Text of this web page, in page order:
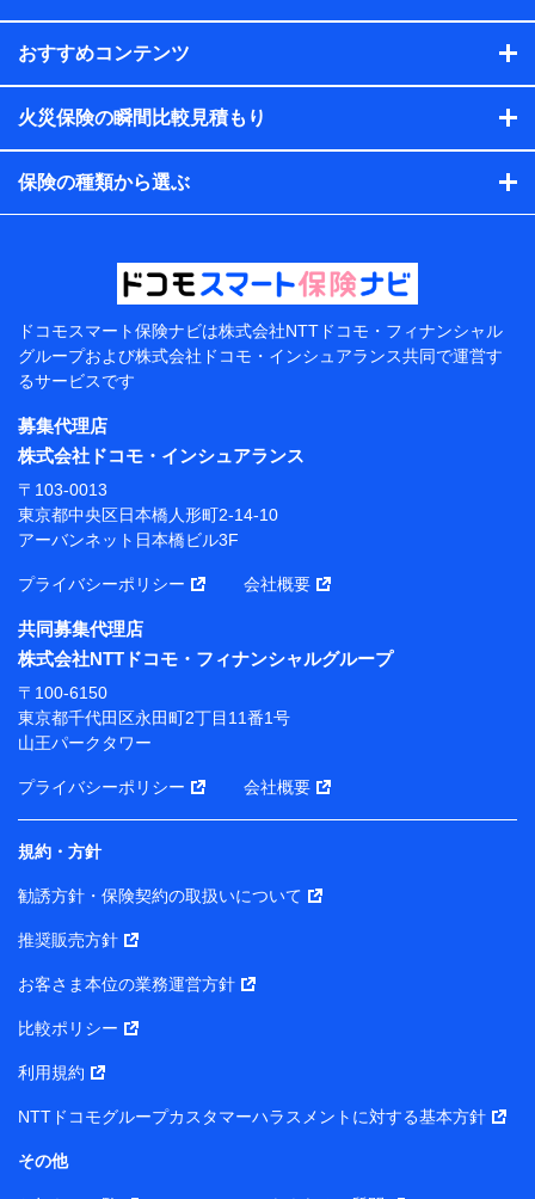
析して、お客さまの趣味・嗜好・傾向に応じたサービス・商
各種セミナーの開催のため
コンサルティングサービスの実施のため
アンケートやキャンペーン等の実施のため
上記に係る案内・手続き・管理等付帯業務を行うため
当該個人データを取り扱う各共同利用者（詳細は次のと
東京都千代田区永田町2丁目11番1号 山王パークタワー
株式会社NTTドコモ 代表取締役社長 前田 義晃
東京都中央区日本橋人形町2-14-10 アーバンネット日
本橋ビル 3F
長 吉村 忠義
※ 当社および株式会社NTTドコモは、お客さまの情報
ソナルデータ憲章」に定める行動原則を順守します 。
※ パーソナルデータダッシュボードの「第三者提供の
管理」の設定状態にかかわらず、共同利用する場合があ
ります。
※ dポイントクラブ会員ではないお客さま（2019年12
月11日以降、一度もdポイントクラブ会員であったこと
がないお客さまに限る）に関する、2019年12月10日以
前に取得した個人データは、こちら の利用目的の範囲内
当社は株式会社NTTドコモ・フィナンシャルグループ
との間で、以下のとおり個人データを共同利用しま
す。
【共同して利用される利用データの項目】
当社または株式会社NTTドコモ・フィナンシャルグルー
の個人データ
基本情報
性、連絡先、dポイントサービスのご利用に関する情報。例
所、dポイント残高、dポイント利用履歴などが含まれます。
おすすめコンテンツ
火災保険の瞬間比較見積もり
保険の種類から選ぶ
ドコモスマート保険ナビは株式会社NTTドコモ・フィナンシャル
グループおよび株式会社ドコモ・インシュアランス共同で運営す
るサービスです
募集代理店
株式会社ドコモ・インシュアランス
〒103-0013
東京都中央区日本橋人形町2-14-10
アーバンネット日本橋ビル3F
プライバシーポリシー 会社概要
共同募集代理店
株式会社NTTドコモ・フィナンシャルグループ
〒100-6150
東京都千代田区永田町2丁目11番1号
山王パークタワー
プライバシーポリシー 会社概要
規約・方針
勧誘方針・保険契約の取扱いについて
推奨販売方針
お客さま本位の業務運営方針
比較ポリシー
利用規約
NTTドコモグループカスタマーハラスメントに対する基本方針
その他